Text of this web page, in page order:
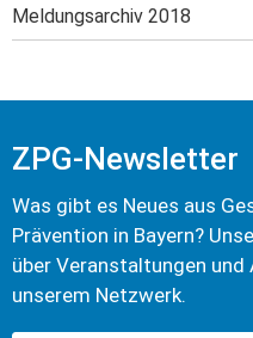
Meldungsarchiv 2018
ZPG-Newsletter
Was gibt es Neues aus
Prävention in Bayern?
über Veranstaltungen
unserem Netzwerk.